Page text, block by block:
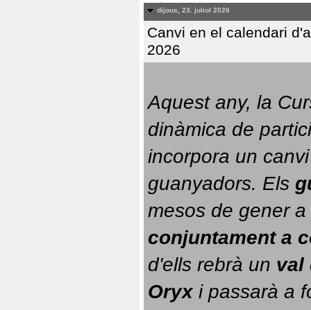
dijous, 23. juliol 2026
Canvi en el calendari
2026
Aquest any, la
dinàmica de
incorpora un
guanyadors. Els
conjuntament a
d'ells rebrà un val
Oryx i passarà a